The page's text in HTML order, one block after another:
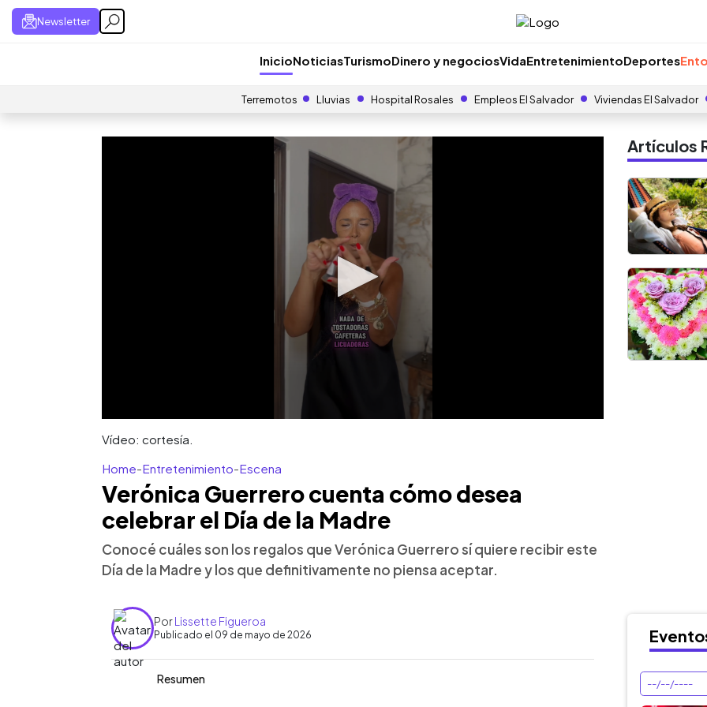
Newsletter
InicioNoticiasTurismoDinero y negociosVidaEntretenimientoDeportes
Terremotos Lluvias Hospital Rosales Empleos El Salvador Viviendas El Salvador
Vídeo: cortesía.
Home-Entretenimiento-Escena
Verónica Guerrero cuenta cómo desea
celebrar el Día de la Madre
Conocé cuáles son los regalos que Verónica Guerrero sí quiere recibir este
Día de la Madre y los que definitivamente no piensa aceptar.
PorLissette Figueroa
Publicado el 09 de mayo de 2026
Resumen
Artículos